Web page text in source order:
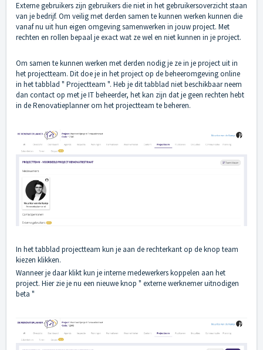
Externe gebruikers zijn gebruikers die niet in het gebruikersoverzicht staan
van je bedrijf. Om veilig met derden samen te kunnen werken kunnen die
vanaf nu uit hun eigen omgeving samenwerken in jouw project. Met
rechten en rollen bepaal je exact wat ze wel en niet kunnen in je project.
Om samen te kunnen werken met derden nodig je ze in je project uit in
het projectteam. Dit doe je in het project op de beheeromgeving online
in het tabblad " Projectteam ". Heb je dit tabblad niet beschikbaar neem
dan contact op met je IT beheerder, het kan zijn dat je geen rechten hebt
in de Renovatieplanner om het projectteam te beheren.
In het tabblad projectteam kun je aan de rechterkant op de knop team
kiezen klikken.
Wanneer je daar klikt kun je interne medewerkers koppelen aan het
project. Hier zie je nu een nieuwe knop " externe werknemer uitnodigen
beta "